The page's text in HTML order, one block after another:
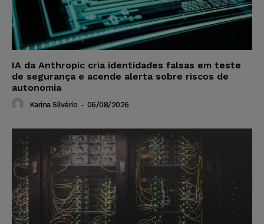
IA da Anthropic cria identidades falsas em teste
de segurança e acende alerta sobre riscos de
autonomia
Karina Silvério - 06/08/2026